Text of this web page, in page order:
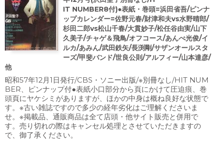
IT NUMBER8付)●表紙・巻頭=浜田省吾/ピンナ
ップカレンダー=佐野元春/財津和夫vs水野晴郎/
杉田二郎vs松山千春/大貫妙子/松任谷由実/山下
久美子/チャゲ＆飛鳥/オフコース/あんべ光俊/イ
ルカ/あみん/武田鉄矢/長渕剛/サザンオールスタ
ーズ/甲斐バンド/世良公則/アルフィー/山本達彦/
他
昭和57年12月1日発行/CBS・ソニー出版/※別冊なし/HIT NUM
BER、ピンナップ付●表紙小口部分から頁にかけて圧迫痕、巻
頭頁にヤケシミがありますが、ほかの中身は概ね良好な状態で
す。※古い雑誌ですので多少の経年劣化はご理解くださいま
せ。※掲載品、通販商品は全て店頭・他サイト販売と併用で
す。売り切れの際はキャンセル処理とさせていただきますの
で、御了承ください。